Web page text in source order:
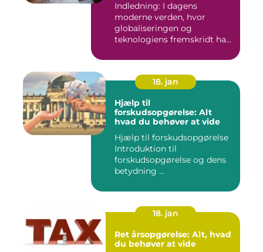
Indledning: I dagens
moderne verden, hvor
globaliseringen og
teknologiens fremskridt har
18. jan
Hjælp til
forskudsopgørelse: Alt
hvad du behøver at vide
Hjælp til forskudsopgørelse
Introduktion til
forskudsopgørelse og dens
betydning ...
18. jan
Ret årsopgørelse: Alt, hvad
du behøver at vide